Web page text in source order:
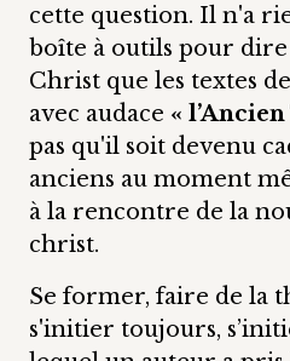
cette question. Il n'a
boîte à outils pour
Christ que les textes
avec audace «
pas qu'il soit devenu
anciens au moment
à la rencontre de la
christ.
Se former, faire de la
s'initier toujours,